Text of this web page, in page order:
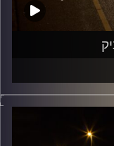
ותחזיר אותנו